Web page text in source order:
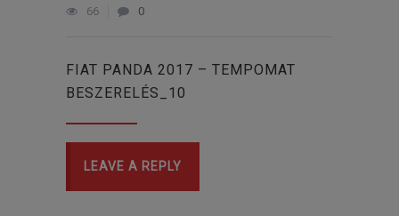
66
0
FIAT PANDA 2017 – TEMPOMAT
BESZERELÉS_10
LEAVE A REPLY